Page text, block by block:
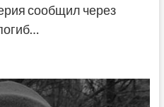
сообщил через